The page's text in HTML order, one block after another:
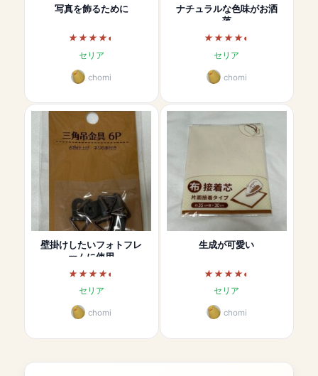
写真を飾るために
セリア
chomi
ナチュラルな色味がお洒
落
セリア
chomi
壁掛けしたいフォトフレ
ームに使用
セリア
chomi
生成が可愛い
セリア
chomi